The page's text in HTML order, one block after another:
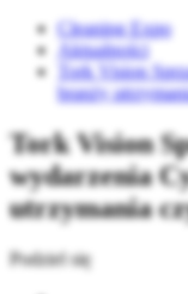
Cleaning Expo
Aktualności
Tork Vision
branży
Tork Vision
wydarzenia
utrzymania
Podziel się